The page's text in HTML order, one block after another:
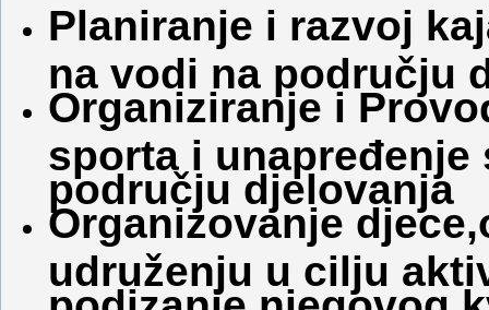
Planiranje i razvoj
na vodi na području
Organiziranje i
sporta i unapređenje
području djelovanja
Organizovanje
udruženju u cilju
podizanje njegovog